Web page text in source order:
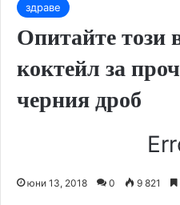
здраве
Опитайте този
коктейл за
черния дроб
юни 13, 2018 0 9 821